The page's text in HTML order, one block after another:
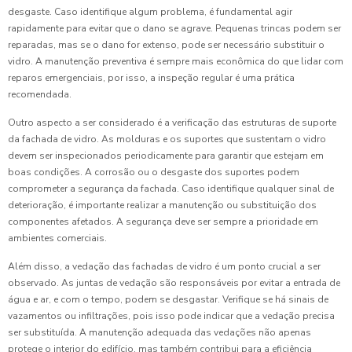
desgaste. Caso identifique algum problema, é fundamental agir
rapidamente para evitar que o dano se agrave. Pequenas trincas podem ser
reparadas, mas se o dano for extenso, pode ser necessário substituir o
vidro. A manutenção preventiva é sempre mais econômica do que lidar com
reparos emergenciais, por isso, a inspeção regular é uma prática
recomendada.
Outro aspecto a ser considerado é a verificação das estruturas de suporte
da fachada de vidro. As molduras e os suportes que sustentam o vidro
devem ser inspecionados periodicamente para garantir que estejam em
boas condições. A corrosão ou o desgaste dos suportes podem
comprometer a segurança da fachada. Caso identifique qualquer sinal de
deterioração, é importante realizar a manutenção ou substituição dos
componentes afetados. A segurança deve ser sempre a prioridade em
ambientes comerciais.
Além disso, a vedação das fachadas de vidro é um ponto crucial a ser
observado. As juntas de vedação são responsáveis por evitar a entrada de
água e ar, e com o tempo, podem se desgastar. Verifique se há sinais de
vazamentos ou infiltrações, pois isso pode indicar que a vedação precisa
ser substituída. A manutenção adequada das vedações não apenas
protege o interior do edifício, mas também contribui para a eficiência